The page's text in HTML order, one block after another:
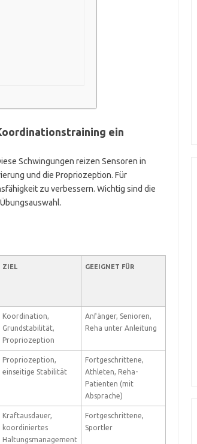
ein
Schwingungen reizen Sensoren in
und die Propriozeption. Für
zu verbessern. Wichtig sind die
ZIEL GEEIGNET FÜR
Koordination,
Grundstabilität,
Propriozeption
Anfänger, Senioren,
Reha unter Anleitung
Propriozeption,
einseitige Stabilität
Fortgeschrittene,
Athleten, Reha-
Patienten (mit
Absprache)
Kraftausdauer,
koordiniertes
Haltungsmanagement
Fortgeschrittene,
Sportler